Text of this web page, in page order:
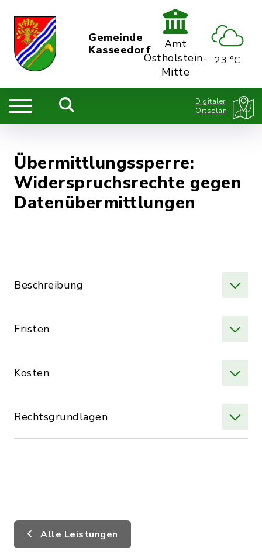
Gemeinde
Kasseedorf
Amt
Ostholstein-
Mitte
23 °C
Digitaler
Ortsplan
Übermittlungssperre:
Widerspruchsrechte gegen
Datenübermittlungen
Beschreibung
Fristen
Kosten
Rechtsgrundlagen
Alle Leistungen